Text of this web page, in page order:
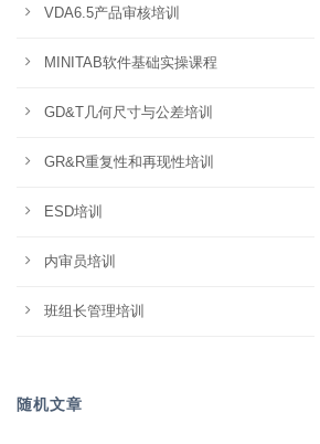
VDA6.5产品审核培训
MINITAB软件基础实操课程
GD&T几何尺寸与公差培训
GR&R重复性和再现性培训
ESD培训
内审员培训
班组长管理培训
随机文章